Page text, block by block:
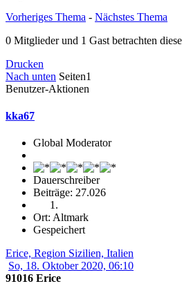
Vorheriges Thema - Nächstes Thema
0 Mitglieder und 1 Gast betrachten
Drucken
Nach unten Seiten1
Benutzer-Aktionen
kka67
Global Moderator
Dauerschreiber
Beiträge: 27.026
Ort: Altmark
Gespeichert
Erice, Region Sizilien, Italien
So, 18. Oktober 2020, 06:10
91016 Erice